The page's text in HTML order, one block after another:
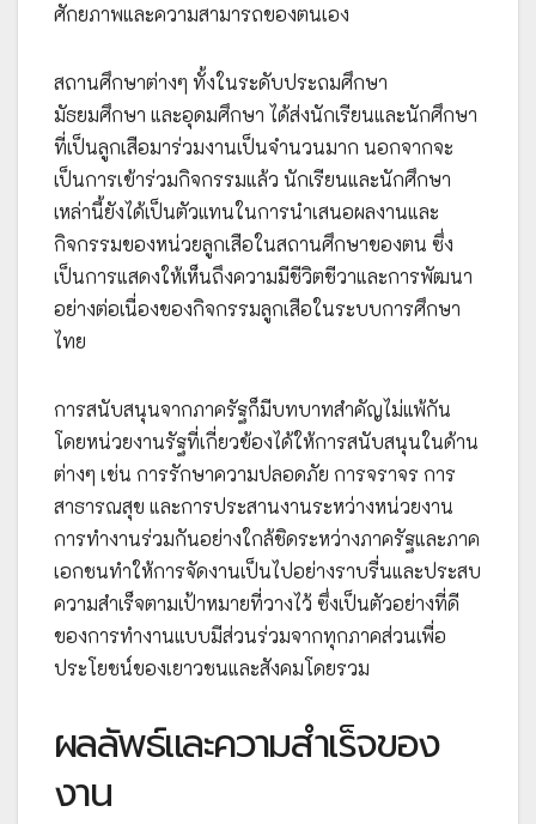
ศักยภาพและความสามารถของตนเอง
สถานศึกษาต่างๆ ทั้งในระดับประถมศึกษา
มัธยมศึกษา และอุดมศึกษา ได้ส่งนักเรียนและนักศึกษา
ที่เป็นลูกเสือมาร่วมงานเป็นจำนวนมาก นอกจากจะ
เป็นการเข้าร่วมกิจกรรมแล้ว นักเรียนและนักศึกษา
เหล่านี้ยังได้เป็นตัวแทนในการนำเสนอผลงานและ
กิจกรรมของหน่วยลูกเสือในสถานศึกษาของตน ซึ่ง
เป็นการแสดงให้เห็นถึงความมีชีวิตชีวาและการพัฒนา
อย่างต่อเนื่องของกิจกรรมลูกเสือในระบบการศึกษา
ไทย
การสนับสนุนจากภาครัฐก็มีบทบาทสำคัญไม่แพ้กัน
โดยหน่วยงานรัฐที่เกี่ยวข้องได้ให้การสนับสนุนในด้าน
ต่างๆ เช่น การรักษาความปลอดภัย การจราจร การ
สาธารณสุข และการประสานงานระหว่างหน่วยงาน
การทำงานร่วมกันอย่างใกล้ชิดระหว่างภาครัฐและภาค
เอกชนทำให้การจัดงานเป็นไปอย่างราบรื่นและประสบ
ความสำเร็จตามเป้าหมายที่วางไว้ ซึ่งเป็นตัวอย่างที่ดี
ของการทำงานแบบมีส่วนร่วมจากทุกภาคส่วนเพื่อ
ประโยชน์ของเยาวชนและสังคมโดยรวม
ผลลัพธ์และความสำเร็จของ
งาน